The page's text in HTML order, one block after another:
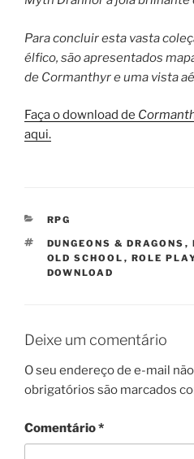
Para concluir esta vasta
élfico, são apresentados
de Cormanthyr e uma vista
Faça o download de
aqui.
CATEGORIAS
RPG
TAGS
DUNGEONS & DRAGONS ,
OLD SCHOOL , ROLE
DOWNLOAD
Deixe um comentário
O seu endereço de e-mail
obrigatórios são marcados
Comentário*